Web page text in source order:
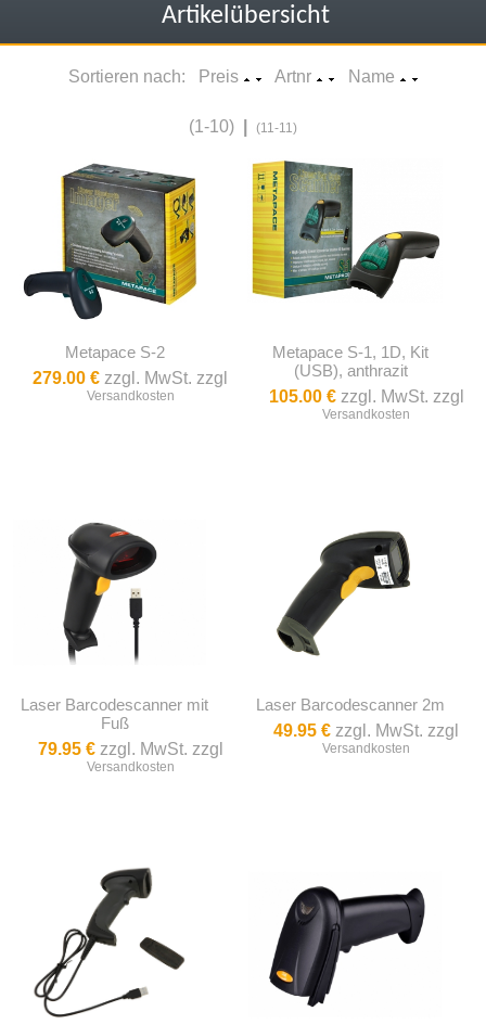
Artikelübersicht
Sortieren nach: Preis Artnr Name
(1-10) (11-11)
Metapace S-2
279.00 € zzgl. MwSt. zzgl
Versandkosten
Metapace S-1, 1D, Kit
(USB), anthrazit
105.00 €zzgl. MwSt. zzgl
Versandkosten
Laser Barcodescanner mit
Fuß
79.95 €zzgl. MwSt. zzgl
Versandkosten
Laser Barcodescanner 2m
49.95 € zzgl. MwSt. zzgl
Versandkosten